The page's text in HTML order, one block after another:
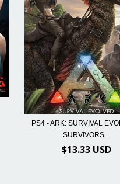
PS4 - ARK: SURVIVAL
SURVIVORS...
$13.33 USD